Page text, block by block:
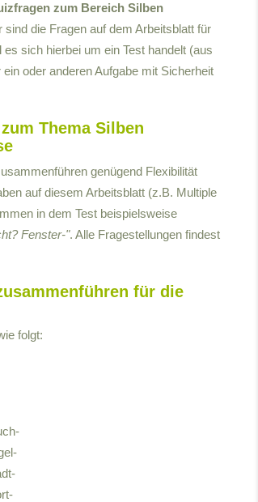
zum Bereich Silben
die Fragen auf dem Arbeitsblatt für
sich hierbei um ein Test handelt (aus
oder anderen Aufgabe mit Sicherheit
Thema Silben
genügend Flexibilität
auf diesem Arbeitsblatt (z.B. Multiple
in dem Test beispielsweise
Fenster-". Alle Fragestellungen findest
für die
folgt: